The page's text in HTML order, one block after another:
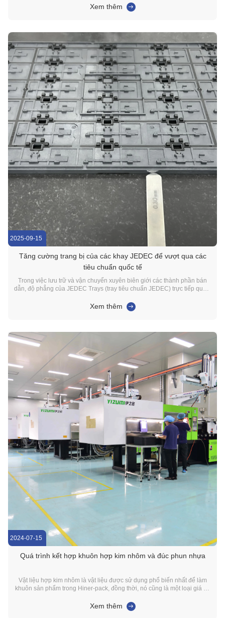
dẫnLà một nhà lãnh đạo trong ngành công nghiệp, công ty đã đạt được
tự động hóa hoàn toàn của dòng s...
Xem thêm
2025-09-15
Tăng cường trang bị của các khay JEDEC để vượt qua các
tiêu chuẩn quốc tế
Trong việc lưu trữ và vận chuyển xuyên biên giới các thành phần bán
dẫn, độ phẳng của JEDEC Trays (tray tiêu chuẩn JEDEC) trực tiếp quyết
yếu kết nối sản xuất chip và các ứng dụng sử dụng cuối, biến dạng
đường cong có thể dẫn đến ...
Xem thêm
2024-07-15
Quá trình kết hợp khuôn hợp kim nhôm và đúc phun nhựa
Vật liệu hợp kim nhôm là vật liệu được sử dụng phổ biến nhất để làm
khuôn sản phẩm trong Hiner-pack, đồng thời, nó cũng là một loại giá và
thấp và độ bền cao: mật độ của hợp kim nhôm chỉ khoảng một phần ba
của thép, làm cho trọng ...
Xem thêm